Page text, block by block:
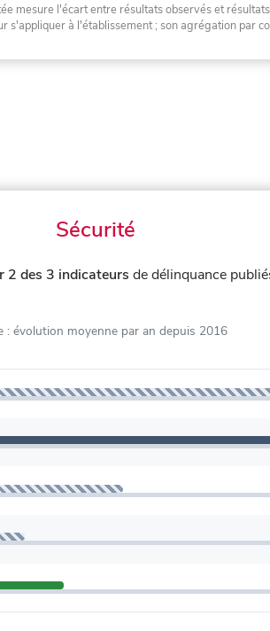
mesure l'écart entre résultats observés et
s'appliquer à l'établissement ; son agrégation par
Sécurité
2 des 3 indicateurs de délinquance
: évolution moyenne par an depuis 2016